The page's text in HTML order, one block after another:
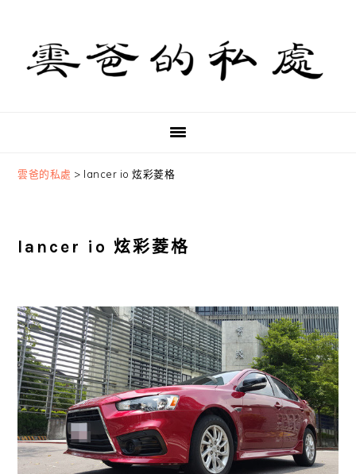
primary
navigation
content
primary
sidebar
雲爸的私處 > lancer io 炫彩菱格
lancer io 炫彩菱格